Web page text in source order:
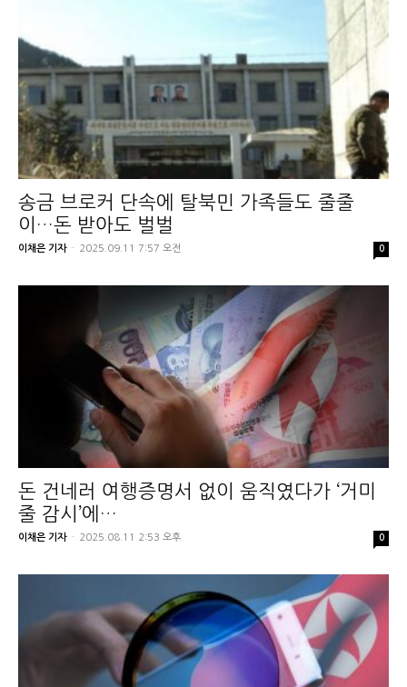
송금 브로커 단속에 탈북민 가족들도 줄줄
이…돈 받아도 벌벌
이채은 기자 - 2025.09.11 7:57 오전 0
돈 건네러 여행증명서 없이 움직였다가 ‘거미
줄 감시’에…
이채은 기자 - 2025.08.11 2:53 오후 0